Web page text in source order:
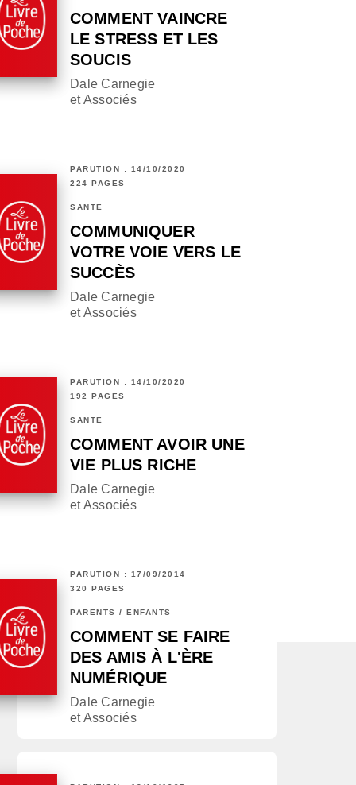
COMMENT VAINCRE
LE STRESS ET LES
SOUCIS
Dale Carnegie
et Associés
PARUTION : 14/10/2020
224 PAGES
SANTÉ
COMMUNIQUER
VOTRE VOIE VERS LE
SUCCÈS
Dale Carnegie
et Associés
PARUTION : 14/10/2020
192 PAGES
SANTÉ
COMMENT AVOIR UNE
VIE PLUS RICHE
Dale Carnegie
et Associés
PARUTION : 17/09/2014
320 PAGES
PARENTS / ENFANTS
COMMENT SE FAIRE
DES AMIS À L'ÈRE
NUMÉRIQUE
Dale Carnegie
et Associés